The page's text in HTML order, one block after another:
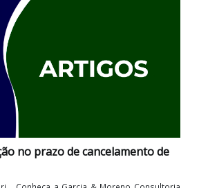
Facilitação do Pagamento de
no MS
sancionada pelo Governador do